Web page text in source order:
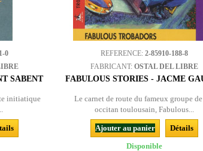
0
SABENT
initiatique
REFERENCE: 2-85910-188-8
FABRICANT: OSTAL DEL LIBRE
FABULOUS STORIES - JACME
Le carnet de route du fameux groupe de
occitan toulousain, Fabulous...
Ajouter au panier
Détails
Disponible